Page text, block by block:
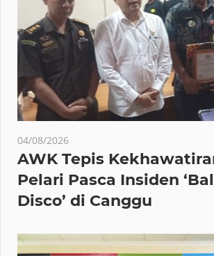
04/08/2026
AWK Tepis
Pelari Pasca Insiden
Disco’ di Canggu